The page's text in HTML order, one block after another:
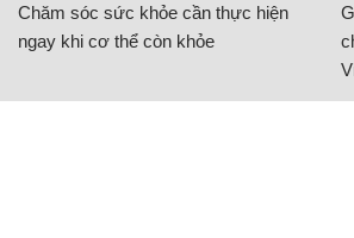
Chăm sóc sức khỏe cần thực hiện
ngay khi cơ thể còn khỏe